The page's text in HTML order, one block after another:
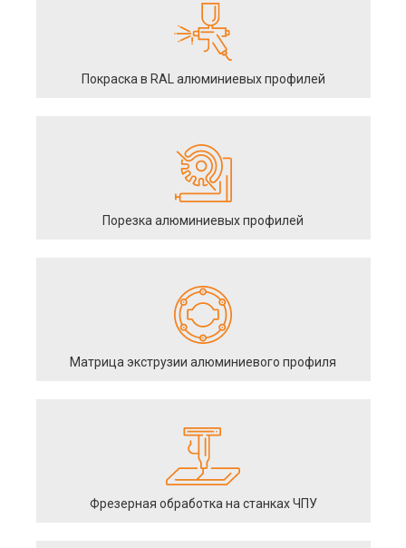
Покраска в RAL алюминиевых профилей
Порезка алюминиевых профилей
Матрица экструзии алюминиевого профиля
Фрезерная обработка на станках ЧПУ